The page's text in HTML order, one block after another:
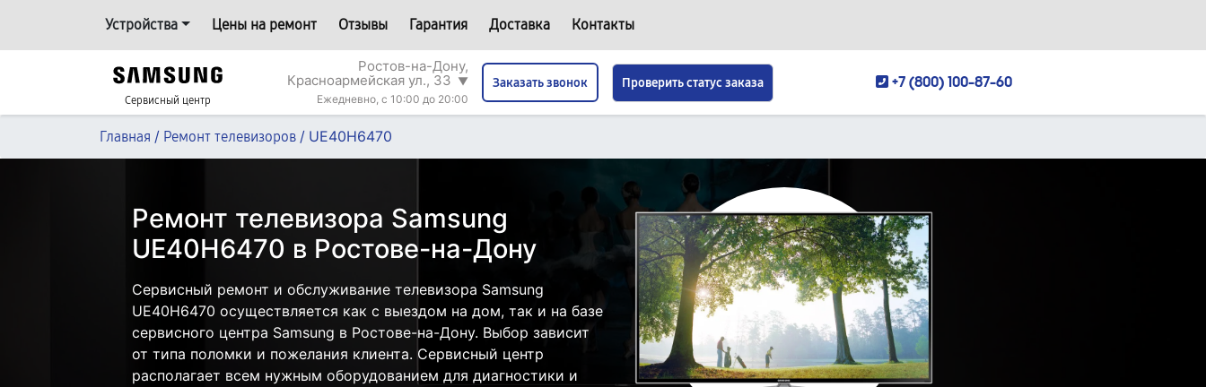
Устройства Цены на ремонт Отзывы Гарантия Доставка Контакты
Сервисный центр
Ростов-на-Дону,
Красноармейская ул., 33 ▼
Ежедневно, с 10:00 до 20:00
Заказать звонок Проверить статус заказа +7 (800) 100-87-60
Главная / Ремонт телевизоров / UE40H6470
Ремонт телевизора Samsung
UE40H6470 в Ростове-на-Дону
Сервисный ремонт и обслуживание телевизора Samsung
UE40H6470 осуществляется как с выездом на дом, так и на базе
сервисного центра Samsung в Ростове-на-Дону. Выбор зависит
от типа поломки и пожелания клиента. Сервисный центр
располагает всем нужным оборудованием для диагностики и